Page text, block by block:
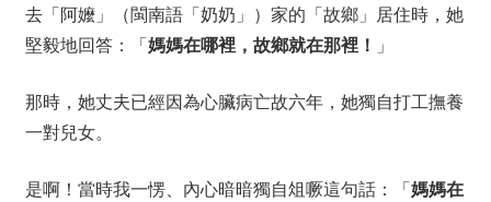
去「阿嬤」（閩南語「奶奶」）家的「故鄉」居住時，她
堅毅地回答：「媽媽在哪裡，故鄉就在那裡！ 」
那時，她丈夫已經因為心臟病亡故六年，她獨自打工撫養
一對兒女。
是啊！當時我一愣、內心暗暗獨自俎噘這句話：「媽媽在